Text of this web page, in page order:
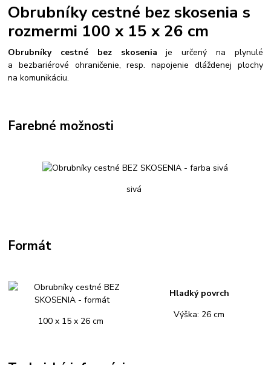
Obrubníky cestné bez skosenia s
rozmermi 100 x 15 x 26 cm
Obrubníky cestné bez skosenia je určený na plynulé
a bezbariérové ohraničenie, resp. napojenie dláždenej plochy
na komunikáciu.
Farebné možnosti
sivá
Formát
100 x 15 x 26 cm
Hladký povrch
Výška: 26 cm